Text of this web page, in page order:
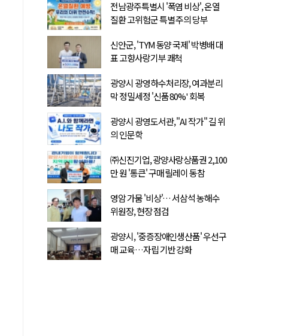
전남광주특별시 '폭염 비상', 온열
질환 고위험군 특별 주의 당부
신안군, 'TYM 동양 국제' 박병배 대
표 고향사랑기부 쾌척
광양시 광영하수처리장, 여과분리
막 정밀세정 '신품 80%' 회복
광양시 광영도서관, "AI 작가" 길 위
의 인문학
㈜신진기업, 광양사랑상품권 2,100
만 원 '통큰' 구매 릴레이 동참
영암 가뭄 '비상'… 서삼석 농해수
위원장, 현장 점검
광양시, '중증장애인생산품' 우선구
매 교육…자립 기반 강화